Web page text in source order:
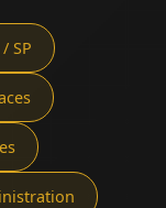
SP